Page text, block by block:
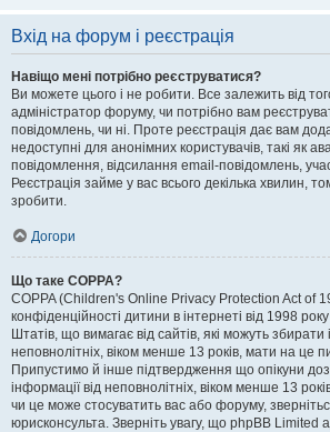
Вхід на форум і реєстрація
Навіщо мені потрібно реєструватися?
Ви можете цього і не робити. Все залежить від
адміністратор форуму, чи потрібно вам
повідомлень, чи ні. Проте реєстрація дає вам
недоступні для анонімних користувачів, такі як
повідомлення, відсилання email-повідомлень,
Реєстрація займе у вас всього декілька хвилин,
зробити.
Догори
Що таке COPPA?
COPPA (Children's Online Privacy Protection Act of
конфіденційності дитини в інтернеті від 1998
Штатів, що вимагає від сайтів, які можуть
неповнолітніх, віком менше 13 років, мати на це
Припустимо й інше підтвердження що опікуни
інформації від неповнолітніх, віком менше 13
чи це може стосуватить вас або форуму,
юрисконсульта. Зверніть увагу, що phpBB Limited